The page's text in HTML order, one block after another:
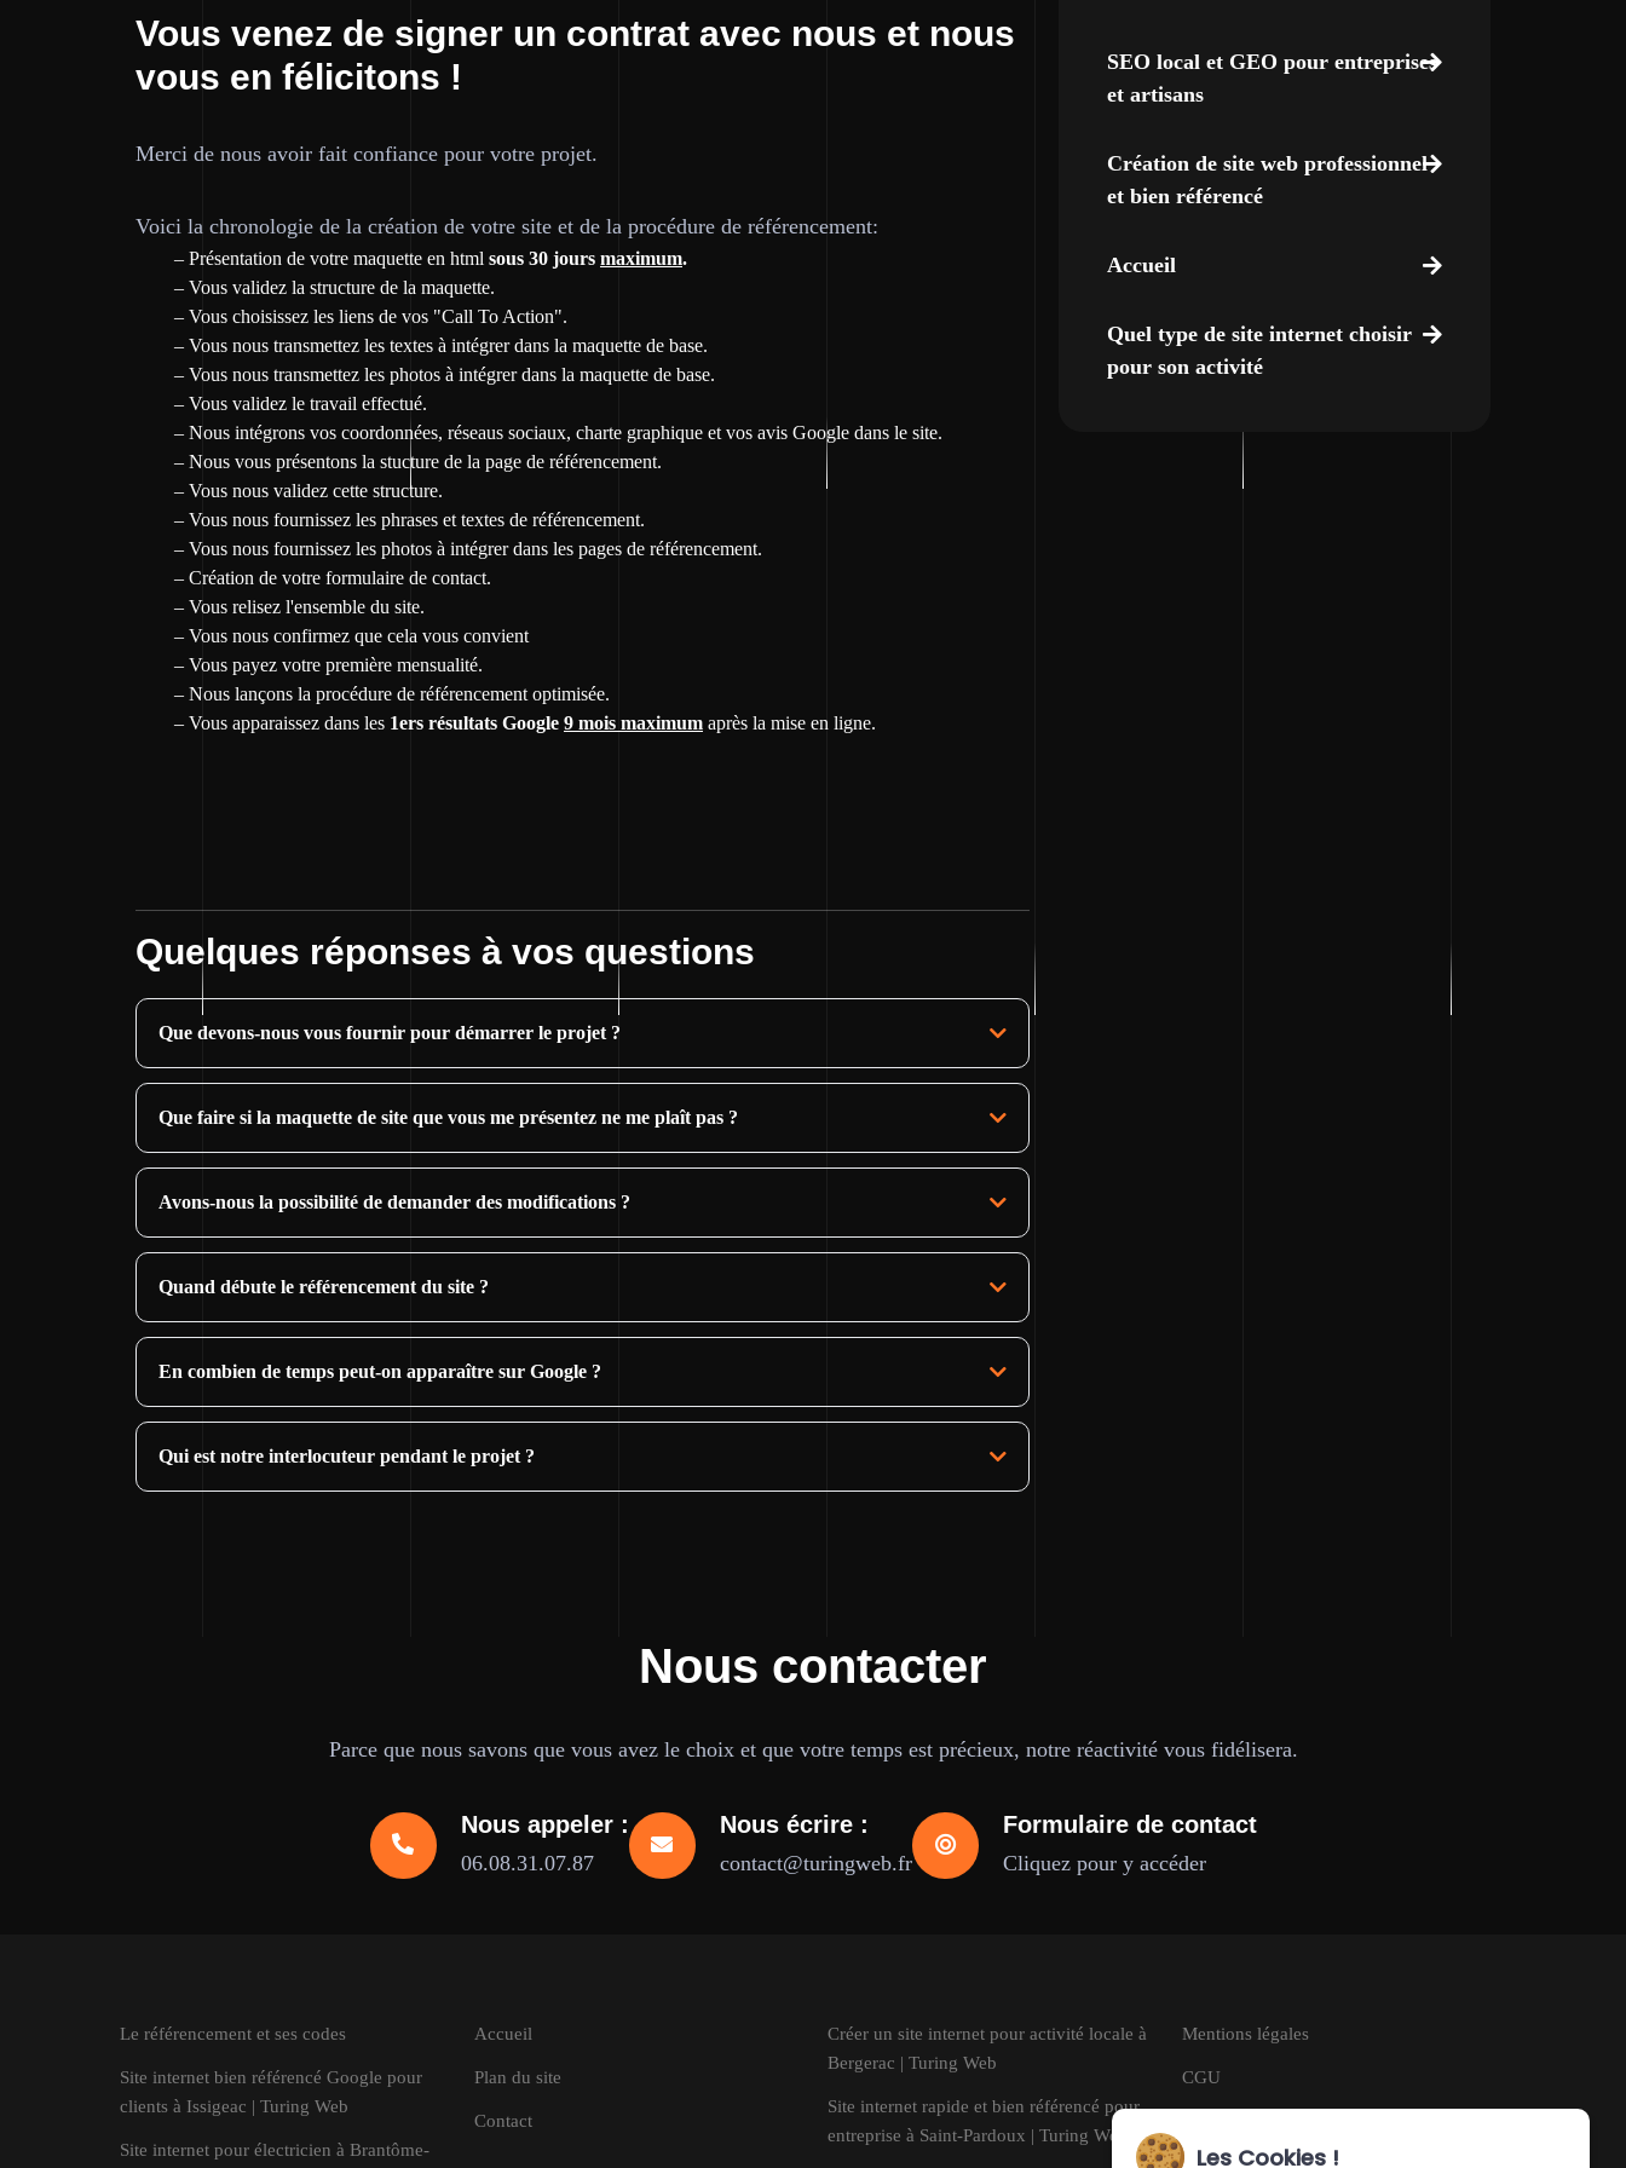
Vous venez de signer un contrat avec nous et nous
vous en félicitons !
Merci de nous avoir fait confiance pour votre projet.
Voici la chronologie de la création de votre site et de la procédure de référencement:
– Présentation de votre maquette en html sous 30 jours maximum.
– Vous validez la structure de la maquette.
– Vous choisissez les liens de vos "Call To Action".
– Vous nous transmettez les textes à intégrer dans la maquette de base.
– Vous nous transmettez les photos à intégrer dans la maquette de base.
– Vous validez le travail effectué.
– Nous intégrons vos coordonnées, réseaus sociaux, charte graphique et vos avis Google dans le site.
– Nous vous présentons la stucture de la page de référencement.
– Vous nous validez cette structure.
– Vous nous fournissez les phrases et textes de référencement.
– Vous nous fournissez les photos à intégrer dans les pages de référencement.
– Création de votre formulaire de contact.
– Vous relisez l'ensemble du site.
– Vous nous confirmez que cela vous convient
– Vous payez votre première mensualité.
– Nous lançons la procédure de référencement optimisée.
– Vous apparaissez dans les 1ers résultats Google 9 mois maximum après la mise en ligne.
Quelques réponses à vos questions
Que devons-nous vous fournir pour démarrer le projet ?
Que faire si la maquette de site que vous me présentez ne me plaît pas ?
Avons-nous la possibilité de demander des modifications ?
Quand débute le référencement du site ?
En combien de temps peut-on apparaître sur Google ?
Qui est notre interlocuteur pendant le projet ?
SEO local et GEO pour entreprises
et artisans
Création de site web professionnel
et bien référencé
Accueil
Quel type de site internet choisir
pour son activité
Nous contacter
Parce que nous savons que vous avez le choix et que votre temps est précieux, notre réactivité vous fidélisera.
Nous appeler :
06.08.31.07.87
Nous écrire :
contact@turingweb.fr
Formulaire de contact
Cliquez pour y accéder
Le référencement et ses codes
Site internet bien référencé Google pour
clients à Issigeac | Turing Web
Site internet pour électricien à Brantôme-
Accueil
Plan du site
Contact
Créer un site internet pour activité locale à
Bergerac | Turing Web
Site internet rapide et bien référencé pour
entreprise à Saint-Pardoux | Turing Web
Mentions légales
CGU
Les Cookies !